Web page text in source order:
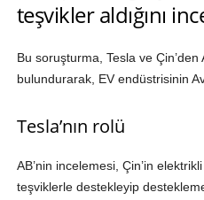
teşvikler aldığını
Bu soruşturma, Tesla ve
bulundurarak, EV endüstrisinin
Tesla’nın rolü
AB’nin incelemesi, Çin’in
teşviklerle destekleyip